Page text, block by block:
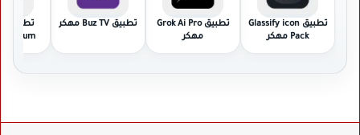
تطبيق Glassify icon
Pack مهكر
تطبيق Grok Ai Pro
مهكر
تطبيق Buz TV مهكر